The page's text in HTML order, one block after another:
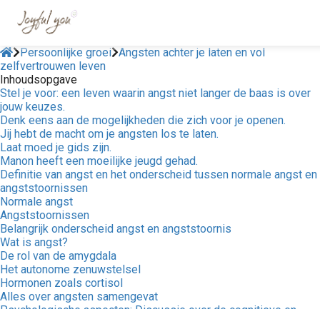
Persoonlijke groei Angsten achter je laten en vol
zelfvertrouwen leven
Inhoudsopgave
Stel je voor: een leven waarin angst niet langer de baas is over
jouw keuzes.
Denk eens aan de mogelijkheden die zich voor je openen.
Jij hebt de macht om je angsten los te laten.
Laat moed je gids zijn.
Manon heeft een moeilijke jeugd gehad.
Definitie van angst en het onderscheid tussen normale angst en
angststoornissen
Normale angst
Angststoornissen
Belangrijk onderscheid angst en angststoornis
Wat is angst?
De rol van de amygdala
Het autonome zenuwstelsel
Hormonen zoals cortisol
Alles over angsten samengevat